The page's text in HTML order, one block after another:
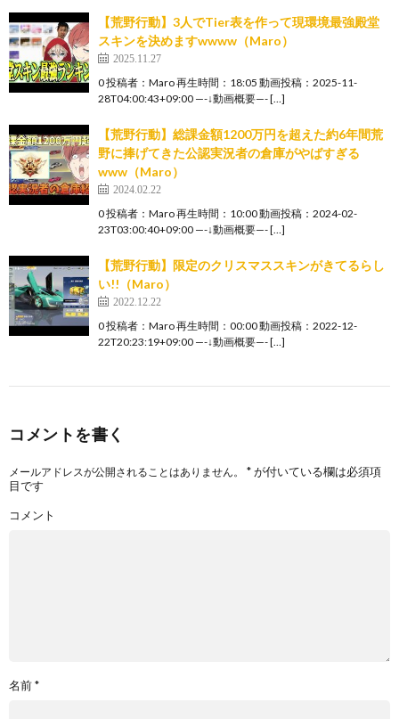
【荒野行動】3人でTier表を作って現環境最強殿堂
スキンを決めますwwww（Maro）
2025.11.27
0 投稿者：Maro 再生時間：18:05 動画投稿：2025-11-
28T04:00:43+09:00 —-↓動画概要—- […]
【荒野行動】総課金額1200万円を超えた約6年間荒
野に捧げてきた公認実況者の倉庫がやばすぎる
www（Maro）
2024.02.22
0 投稿者：Maro 再生時間：10:00 動画投稿：2024-02-
23T03:00:40+09:00 —-↓動画概要—- […]
【荒野行動】限定のクリスマススキンがきてるらし
い!!（Maro）
2022.12.22
0 投稿者：Maro 再生時間：00:00 動画投稿：2022-12-
22T20:23:19+09:00 —-↓動画概要—- […]
コメントを書く
メールアドレスが公開されることはありません。 *が付いている欄は必須項
目です
コメント
名前*